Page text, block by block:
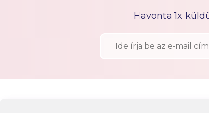
Havonta 1x